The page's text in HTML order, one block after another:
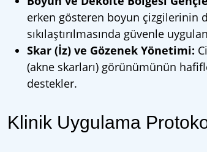
erken gösteren boyun çizgilerinin
sıkılaştırılmasında güvenle
Skar (İz) ve Gözenek Yönetimi:
(akne skarları) görünümünün
destekler.
Klinik Uygulama